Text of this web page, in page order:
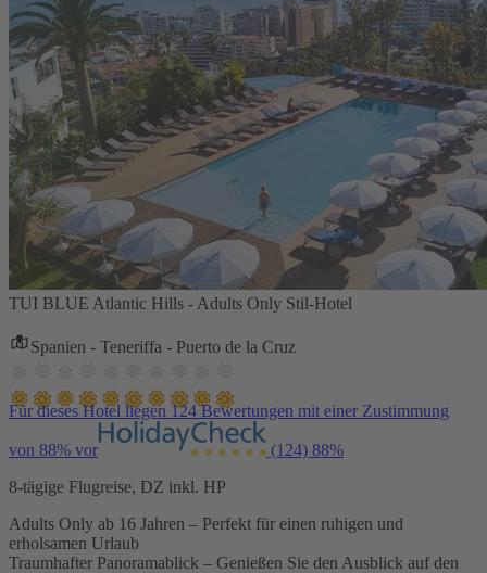
TUI BLUE Atlantic Hills - Adults Only Stil-Hotel
Spanien - Teneriffa - Puerto de la Cruz
Für dieses Hotel liegen 124 Bewertungen mit einer Zustimmung
von 88% vor (124) 88%
8-tägige Flugreise, DZ inkl. HP
Adults Only ab 16 Jahren – Perfekt für einen ruhigen und
erholsamen Urlaub
Traumhafter Panoramablick – Genießen Sie den Ausblick auf den